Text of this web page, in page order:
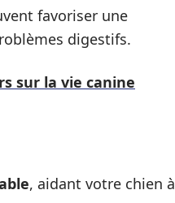
favoriser une
digestifs.
sur la vie canine
, aidant votre chien à